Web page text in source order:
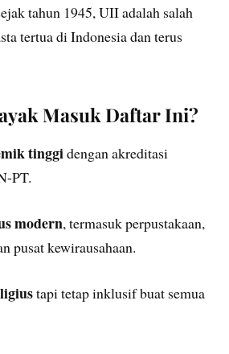
tahun 1945, UII adalah salah
tertua di Indonesia dan terus
Masuk Daftar Ini?
tinggidengan akreditasi
PT.
modern, termasuk perpustakaan,
pusat kewirausahaan.
tapi tetap inklusif buat semua